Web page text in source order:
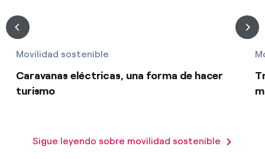
Movilidad sostenible
Caravanas eléctricas, una forma de hacer
turismo
Sigue leyendo sobre movilidad sostenible